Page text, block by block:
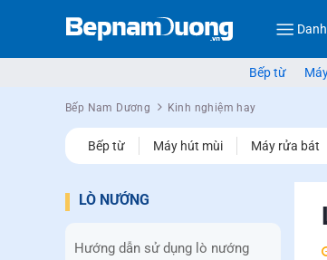
Bếp từ
Bếp Nam Dương Kinh nghiệm hay
Bếp từ Máy hút mùi Máy rửa bát
LÒ NƯỚNG
Hướng dẫn sử dụng lò nướng